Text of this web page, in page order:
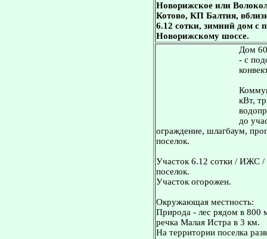
Новорижское или
Котово, КП Балтия,
6.12 сотки, зимний дом с
Новорижскому шоссе.
Дом
- с
кВт,
до
ограждение, шлагбаум,
поселок.
Участок 6.12 сотки / ИЖС /
поселок.
Участок огорожен.
Окружающая местность:
Природа - лес рядом в 800
речка Малая Истра в 3 км.
На территории поселка